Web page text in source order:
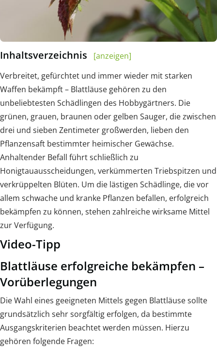
Inhaltsverzeichnis
[anzeigen]
Verbreitet, gefürchtet und immer wieder mit starken
Waffen bekämpft – Blattläuse gehören zu den
unbeliebtesten Schädlingen des Hobbygärtners. Die
grünen, grauen, braunen oder gelben Sauger, die zwischen
drei und sieben Zentimeter großwerden, lieben den
Pflanzensaft bestimmter heimischer Gewächse.
Anhaltender Befall führt schließlich zu
Honigtauausscheidungen, verkümmerten Triebspitzen und
verkrüppelten Blüten. Um die lästigen Schädlinge, die vor
allem schwache und kranke Pflanzen befallen, erfolgreich
bekämpfen zu können, stehen zahlreiche wirksame Mittel
zur Verfügung.
Video-Tipp
Blattläuse erfolgreiche bekämpfen –
Vorüberlegungen
Die Wahl eines geeigneten Mittels gegen Blattläuse sollte
grundsätzlich sehr sorgfältig erfolgen, da bestimmte
Ausgangskriterien beachtet werden müssen. Hierzu
gehören folgende Fragen: